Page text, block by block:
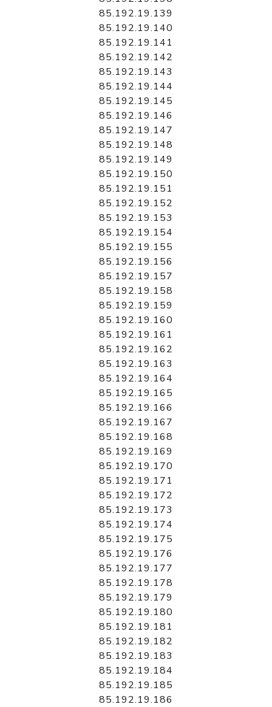
85.192.19.139
85.192.19.140
85.192.19.141
85.192.19.142
85.192.19.143
85.192.19.144
85.192.19.145
85.192.19.146
85.192.19.147
85.192.19.148
85.192.19.149
85.192.19.150
85.192.19.151
85.192.19.152
85.192.19.153
85.192.19.154
85.192.19.155
85.192.19.156
85.192.19.157
85.192.19.158
85.192.19.159
85.192.19.160
85.192.19.161
85.192.19.162
85.192.19.163
85.192.19.164
85.192.19.165
85.192.19.166
85.192.19.167
85.192.19.168
85.192.19.169
85.192.19.170
85.192.19.171
85.192.19.172
85.192.19.173
85.192.19.174
85.192.19.175
85.192.19.176
85.192.19.177
85.192.19.178
85.192.19.179
85.192.19.180
85.192.19.181
85.192.19.182
85.192.19.183
85.192.19.184
85.192.19.185
85.192.19.186